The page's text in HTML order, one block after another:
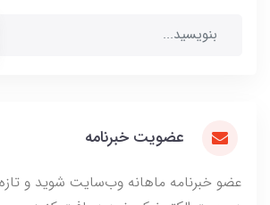
عضویت خبرنامه
عضو خبرنامه ماهانه وب‌سایت شوید و